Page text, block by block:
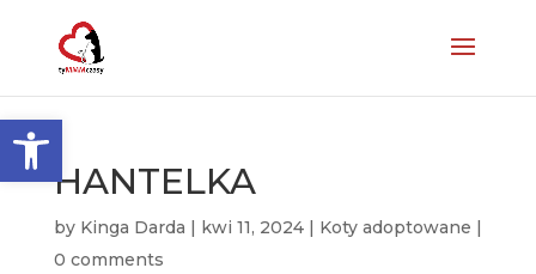
Otwórz pasek narzędzi
HANTELKA
by Kinga Darda | kwi 11, 2024| Koty adoptowane |
0 comments